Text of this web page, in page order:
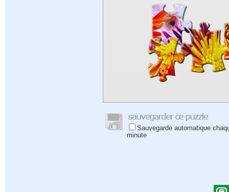
Sauvegarde automatique
minute